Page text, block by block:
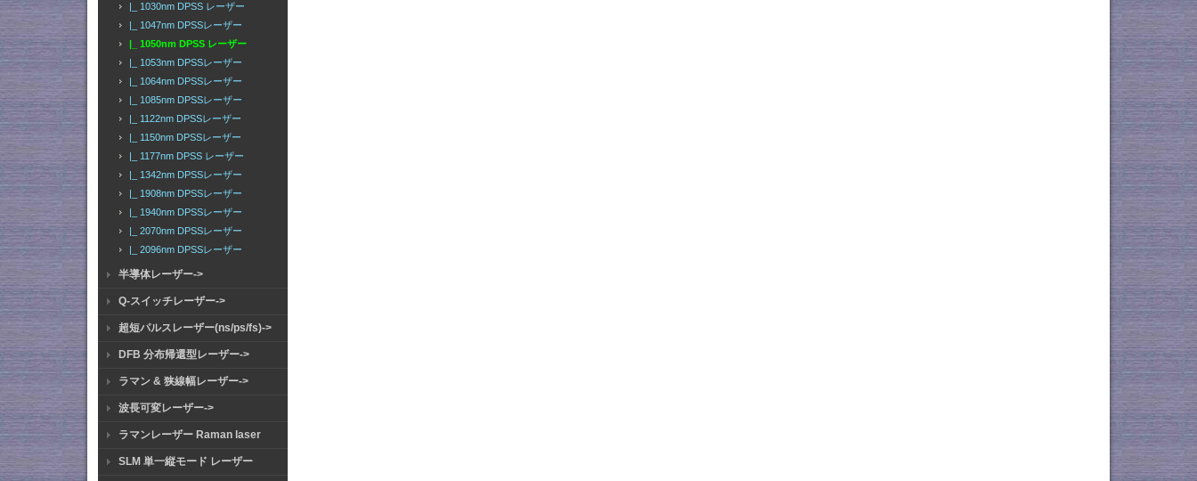
|_ 1030nm DPSS レーザー
|_ 1047nm DPSSレーザー
|_ 1050nm DPSS レーザー
|_ 1053nm DPSSレーザー
|_ 1064nm DPSSレーザー
|_ 1085nm DPSSレーザー
|_ 1122nm DPSSレーザー
|_ 1150nm DPSSレーザー
|_ 1177nm DPSS レーザー
|_ 1342nm DPSSレーザー
|_ 1908nm DPSSレーザー
|_ 1940nm DPSSレーザー
|_ 2070nm DPSSレーザー
|_ 2096nm DPSSレーザー
半導体レーザー->
Q-スイッチレーザー->
超短パルスレーザー(ns/ps/fs)->
DFB 分布帰還型レーザー->
ラマン & 狭線幅レーザー->
波長可変レーザー->
ラマンレーザー Raman laser
SLM 単一縦モード レーザー